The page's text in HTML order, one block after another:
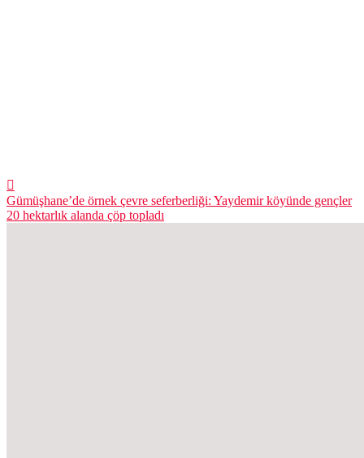
Gümüşhane’de örnek çevre seferberliği: Yaydemir köyünde gençler
20 hektarlık alanda çöp topladı